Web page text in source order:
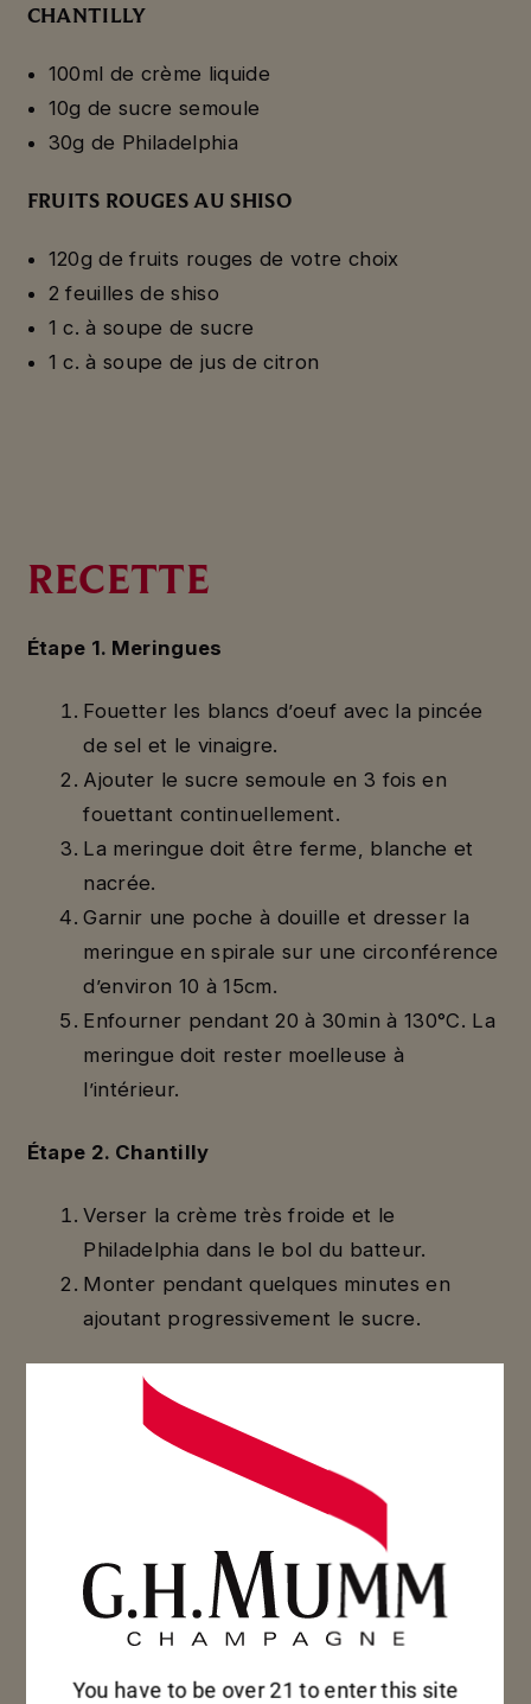
CHANTILLY
100ml de crème liquide
10g de sucre semoule
30g de Philadelphia
FRUITS ROUGES AU SHISO
120g de fruits rouges de votre choix
2 feuilles de shiso
1 c. à soupe de sucre
1 c. à soupe de jus de citron
RECETTE
Étape 1. Meringues
Fouetter les blancs d’oeuf avec la pincée
de sel et le vinaigre.
Ajouter le sucre semoule en 3 fois en
fouettant continuellement.
La meringue doit être ferme, blanche et
nacrée.
Garnir une poche à douille et dresser la
meringue en spirale sur une circonférence
d’environ 10 à 15cm.
Enfourner pendant 20 à 30min à 130°C. La
meringue doit rester moelleuse à
l’intérieur.
Étape 2. Chantilly
Verser la crème très froide et le
Philadelphia dans le bol du batteur.
Monter pendant quelques minutes en
ajoutant progressivement le sucre.
Étape 3. Fruits rouges au shiso
Couper les fruits rouges en deux, ajouter
le sucre, le citron et le shiso haché. Laisser
Dresser la chantilly sur la meringue et
ajouter les fruits sur le dessus.
Décorer d’herbes et de micro pousses.
You have to be over 21 to enter this site